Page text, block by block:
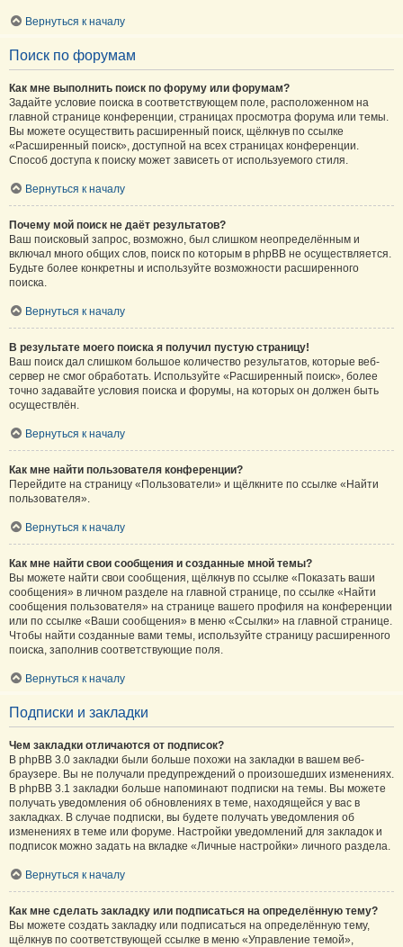
Вернуться к началу
Поиск по форумам
Как мне выполнить поиск по форуму или форумам?
Задайте условие поиска в соответствующем поле, расположенном на
главной странице конференции, страницах просмотра форума или темы.
Вы можете осуществить расширенный поиск, щёлкнув по ссылке
«Расширенный поиск», доступной на всех страницах конференции.
Способ доступа к поиску может зависеть от используемого стиля.
Вернуться к началу
Почему мой поиск не даёт результатов?
Ваш поисковый запрос, возможно, был слишком неопределённым и
включал много общих слов, поиск по которым в phpBB не осуществляется.
Будьте более конкретны и используйте возможности расширенного
поиска.
Вернуться к началу
В результате моего поиска я получил пустую страницу!
Ваш поиск дал слишком большое количество результатов, которые веб-
сервер не смог обработать. Используйте «Расширенный поиск», более
точно задавайте условия поиска и форумы, на которых он должен быть
осуществлён.
Вернуться к началу
Как мне найти пользователя конференции?
Перейдите на страницу «Пользователи» и щёлкните по ссылке «Найти
пользователя».
Вернуться к началу
Как мне найти свои сообщения и созданные мной темы?
Вы можете найти свои сообщения, щёлкнув по ссылке «Показать ваши
сообщения» в личном разделе на главной странице, по ссылке «Найти
сообщения пользователя» на странице вашего профиля на конференции
или по ссылке «Ваши сообщения» в меню «Ссылки» на главной странице.
Чтобы найти созданные вами темы, используйте страницу расширенного
поиска, заполнив соответствующие поля.
Вернуться к началу
Подписки и закладки
Чем закладки отличаются от подписок?
В phpBB 3.0 закладки были больше похожи на закладки в вашем веб-
браузере. Вы не получали предупреждений о произошедших изменениях.
В phpBB 3.1 закладки больше напоминают подписки на темы. Вы можете
получать уведомления об обновлениях в теме, находящейся у вас в
закладках. В случае подписки, вы будете получать уведомления об
изменениях в теме или форуме. Настройки уведомлений для закладок и
подписок можно задать на вкладке «Личные настройки» личного раздела.
Вернуться к началу
Как мне сделать закладку или подписаться на определённую тему?
Вы можете создать закладку или подписаться на определённую тему,
щёлкнув по соответствующей ссылке в меню «Управление темой»,